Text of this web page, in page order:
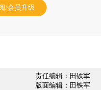
/会员升级
责任编辑：田铁军
版面编辑：田铁军